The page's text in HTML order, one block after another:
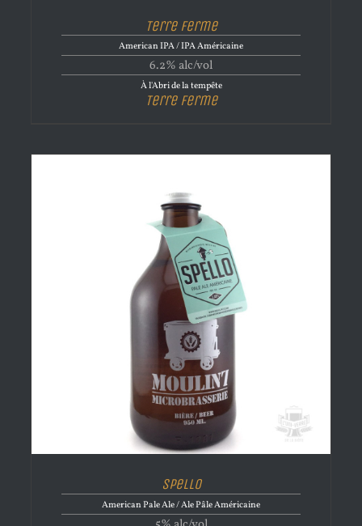
Terre Ferme
American IPA / IPA Américaine
6.2% alc/vol
À l'Abri de la tempête
Terre Ferme
Spello
American Pale Ale / Ale Pâle Américaine